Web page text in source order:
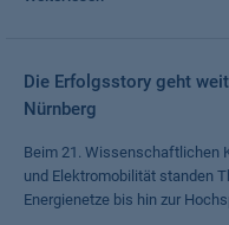
Die Erfolgsstory geht
Nürnberg
Beim 21. Wissenschaftlichen
und Elektromobilität standen
Energienetze bis hin zur